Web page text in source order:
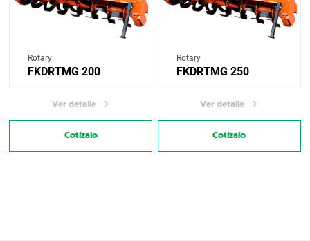
Rotary
FKDRTMG 200
Ver detalle
Cotízalo
Rotary
FKDRTMG 250
Ver detalle
Cotízalo